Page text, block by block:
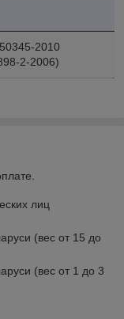
2010
2-2006)
лиц
(вес от 15 до
(вес от 1 до 3